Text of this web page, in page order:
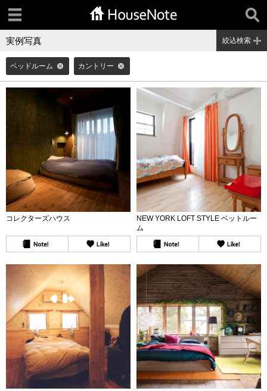
実例写真 絞込検索
ベッドルーム カントリー
コレクターズハウス
NEW YORK LOFT STYLE ベットルー
ム